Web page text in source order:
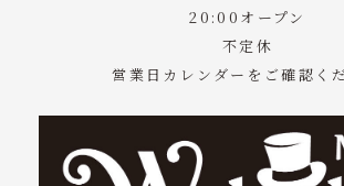
20:00オープン
不定休
営業日カレンダーをご確認く